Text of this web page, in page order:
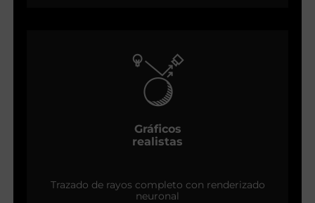
Gráficos
realistas
Trazado de rayos completo con renderizado
neuronal